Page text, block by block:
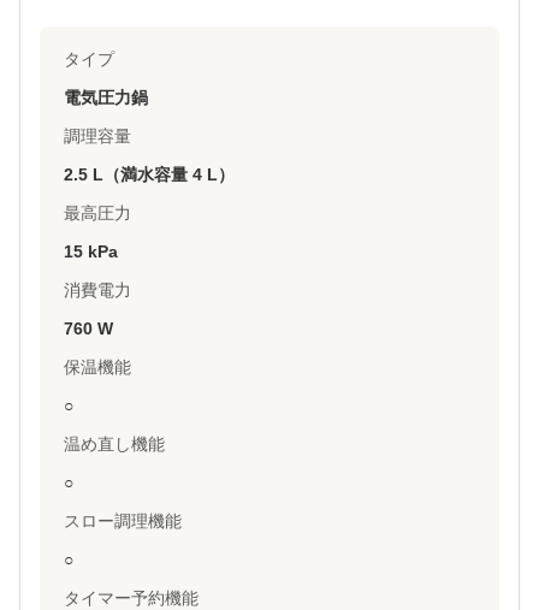
タイプ
電気圧力鍋
調理容量
2.5 L（満水容量 4 L）
最高圧力
15 kPa
消費電力
760 W
保温機能
○
温め直し機能
○
スロー調理機能
○
タイマー予約機能